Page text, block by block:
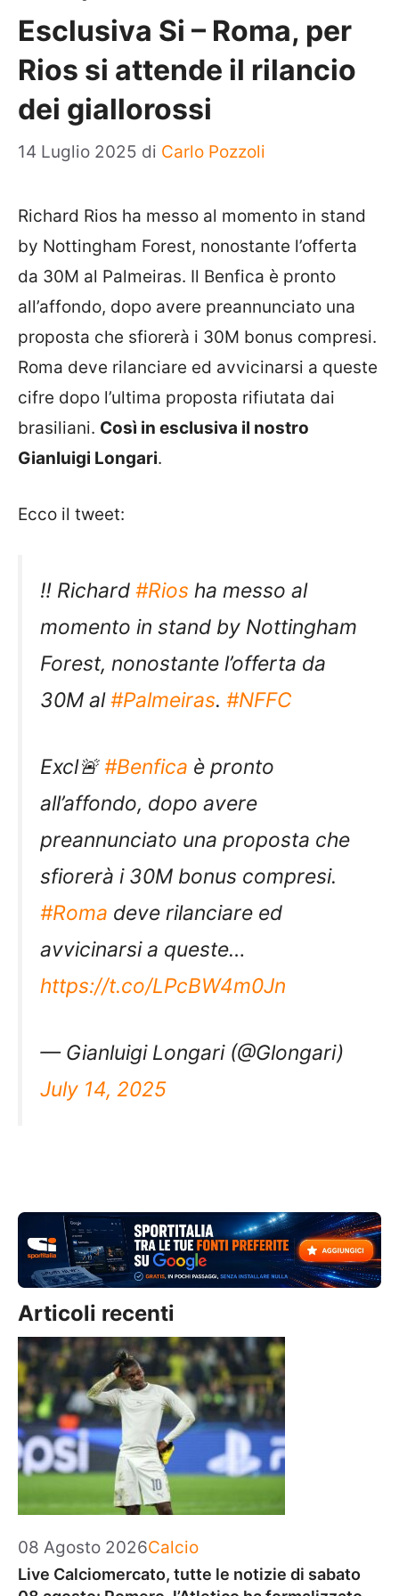
Esclusiva Si – Roma, per
Rios si attende il rilancio
dei giallorossi
14 Luglio 2025 di Carlo Pozzoli
Richard Rios ha messo al momento in stand
by Nottingham Forest, nonostante l’offerta
da 30M al Palmeiras. Il Benfica è pronto
all’affondo, dopo avere preannunciato una
proposta che sfiorerà i 30M bonus compresi.
Roma deve rilanciare ed avvicinarsi a queste
cifre dopo l’ultima proposta rifiutata dai
brasiliani. Così in esclusiva il nostro
Gianluigi Longari.
Ecco il tweet:
‼️ Richard #Rios ha messo al
momento in stand by Nottingham
Forest, nonostante l’offerta da
30M al#Palmeiras. #NFFC
Excl🚨#Benfica è pronto
all’affondo, dopo avere
preannunciato una proposta che
sfiorerà i 30M bonus compresi.
#Roma deve rilanciare ed
avvicinarsi a queste…
https://t.co/LPcBW4m0Jn
— Gianluigi Longari (@Glongari)
July 14, 2025
Articoli recenti
08 Agosto 2026Categorie
Calcio
Live Calciomercato, tutte le notizie di sabato